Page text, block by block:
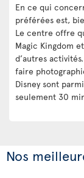
En ce qui
préférées est,
Le centre offre
Magic Kingdom
d’autres
faire
Disney sont
seulement 30
Nos